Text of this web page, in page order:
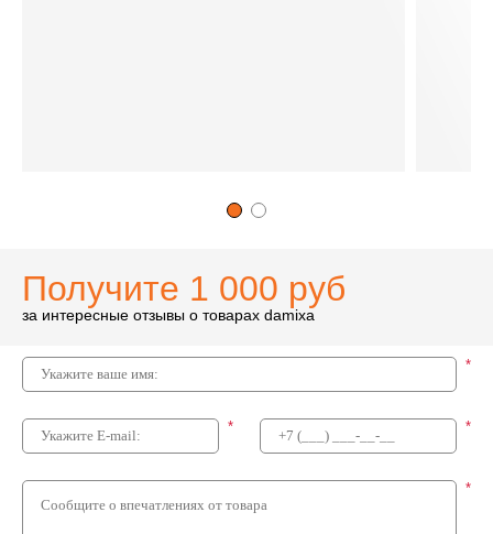
Получите 1 000 руб
за интересные отзывы о товарах damixa
*
* *
*